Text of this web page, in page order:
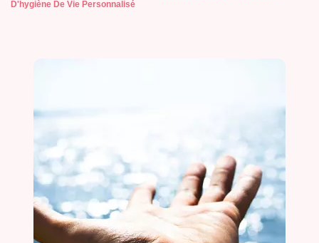
D'hygiène De Vie Personnalisé